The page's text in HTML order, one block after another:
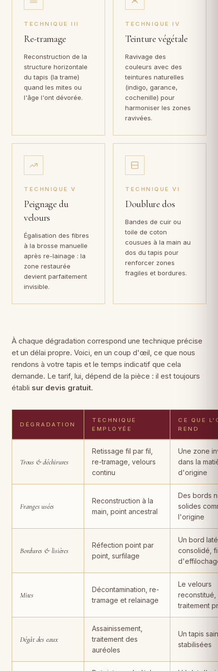
TECHNIQUE III
Re-tramage
Reconstruction de la
structure horizontale
du tapis (la trame)
quand les mites ou
l'âge l'ont dévorée.
TECHNIQUE IV
Teinture végétale
Ravivage des
couleurs avec des
teintures naturelles
(indigo, garance,
cochenille) pour
harmoniser les zones
ravivées.
TECHNIQUE V
Peignage du
velours
Égalisation des fibres
à la brosse manuelle
après re-lainage : la
zone restaurée
devient parfaitement
invisible.
TECHNIQUE VI
Doublure dos
Bandes de cuir ou
toile de coton
cousues à la main au
dos du tapis pour
renforcer zones
fragiles et bordures.
À chaque dégradation correspond une technique précise
et un délai propre. Voici, en un coup d'œil, ce que nous
rendons à votre tapis et le temps indicatif que cela
demande. Le tarif, lui, dépend de la pièce : il est toujours
établi sur devis gratuit.
DÉGRADATION
TECHNIQUE
EMPLOYÉE
CE QUE
REND
Trous & déchirures
Retissage fil par fil,
re-tramage, velours
continu
Une zone
dans la
d'origine
Franges usées
Reconstruction à la
main, point ancestral
Des bords
solides
l'origine
Bordures & lisières
Réfection point par
point, surfilage
Un bord
consolidé,
Mites
Décontamination, re-
tramage et relainage
Le velours
reconstitué,
traitement
Dégât des eaux
Assainissement,
traitement des
auréoles
Un tapis
stabilisées